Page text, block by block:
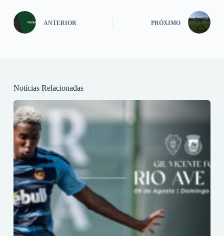
ANTERIOR PRÓXIMO
Notícias Relacionadas